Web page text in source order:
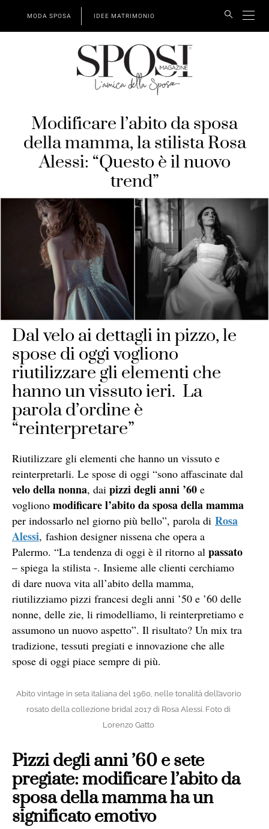
MODA SPOSA IDEE MATRIMONIO
Modificare l’abito da sposa
della mamma, la stilista Rosa
Alessi: “Questo è il nuovo
trend”
Dal velo ai dettagli in pizzo, le
spose di oggi vogliono
riutilizzare gli elementi che
hanno un vissuto ieri. La
parola d’ordine è
“reinterpretare”
Riutilizzare gli elementi che hanno un vissuto e
reinterpretarli. Le spose di oggi “sono affascinate dal
velo della nonna, dai pizzi degli anni ’60 e
vogliono modificare l’abito da sposa della mamma
per indossarlo nel giorno più bello”, parola di Rosa
Alessi, fashion designer nissena che opera a
Palermo. “La tendenza di oggi è il ritorno al passato
– spiega la stilista -. Insieme alle clienti cerchiamo
di dare nuova vita all’abito della mamma,
riutilizziamo pizzi francesi degli anni ’50 e ’60 delle
nonne, delle zie, li rimodelliamo, li reinterpretiamo e
assumono un nuovo aspetto”. Il risultato? Un mix tra
tradizione, tessuti pregiati e innovazione che alle
spose di oggi piace sempre di più.
Abito vintage in seta italiana del 1960, nelle tonalità dell’avorio
rosato della collezione bridal 2017 di Rosa Alessi. Foto di
Lorenzo Gatto
Pizzi degli anni ’60 e sete
pregiate: modificare l’abito da
sposa della mamma ha un
significato emotivo